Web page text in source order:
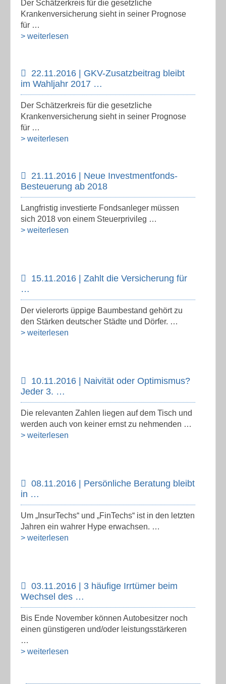
Der Schätzerkreis für die gesetzliche
Krankenversicherung sieht in seiner Prognose
für …
> weiterlesen
22.11.2016 | GKV-Zusatzbeitrag bleibt
im Wahljahr 2017 …
Der Schätzerkreis für die gesetzliche
Krankenversicherung sieht in seiner Prognose
für …
> weiterlesen
21.11.2016 | Neue Investmentfonds-
Besteuerung ab 2018
Langfristig investierte Fondsanleger müssen
sich 2018 von einem Steuerprivileg …
> weiterlesen
15.11.2016 | Zahlt die Versicherung für
…
Der vielerorts üppige Baumbestand gehört zu
den Stärken deutscher Städte und Dörfer. …
> weiterlesen
10.11.2016 | Naivität oder Optimismus?
Jeder 3. …
Die relevanten Zahlen liegen auf dem Tisch und
werden auch von keiner ernst zu nehmenden …
> weiterlesen
08.11.2016 | Persönliche Beratung bleibt
in …
Um „InsurTechs“ und „FinTechs“ ist in den letzten
Jahren ein wahrer Hype erwachsen. …
> weiterlesen
03.11.2016 | 3 häufige Irrtümer beim
Wechsel des …
Bis Ende November können Autobesitzer noch
einen günstigeren und/oder leistungsstärkeren
…
> weiterlesen